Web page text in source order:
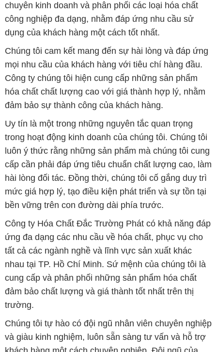
chuyên kinh doanh và phân phối các loại hóa chất
công nghiệp đa dạng, nhằm đáp ứng nhu cầu sử
dụng của khách hàng một cách tốt nhất.
Chúng tôi cam kết mang đến sự hài lòng và đáp ứng
mọi nhu cầu của khách hàng với tiêu chí hàng đầu.
Công ty chúng tôi hiện cung cấp những sản phẩm
hóa chất chất lượng cao với giá thành hợp lý, nhằm
đảm bảo sự thành công của khách hàng.
Uy tín là một trong những nguyên tắc quan trọng
trong hoạt động kinh doanh của chúng tôi. Chúng tôi
luôn ý thức rằng những sản phẩm mà chúng tôi cung
cấp cần phải đáp ứng tiêu chuẩn chất lượng cao, làm
hài lòng đối tác. Đồng thời, chúng tôi cố gắng duy trì
mức giá hợp lý, tạo điều kiện phát triển và sự tồn tại
bền vững trên con đường dài phía trước.
Công ty Hóa Chất Đắc Trường Phát có khả năng đáp
ứng đa dạng các nhu cầu về hóa chất, phục vụ cho
tất cả các ngành nghề và lĩnh vực sản xuất khác
nhau tại TP. Hồ Chí Minh. Sứ mệnh của chúng tôi là
cung cấp và phân phối những sản phẩm hóa chất
đảm bảo chất lượng và giá thành tốt nhất trên thị
trường.
Chúng tôi tự hào có đội ngũ nhân viên chuyên nghiệp
và giàu kinh nghiệm, luôn sẵn sàng tư vấn và hỗ trợ